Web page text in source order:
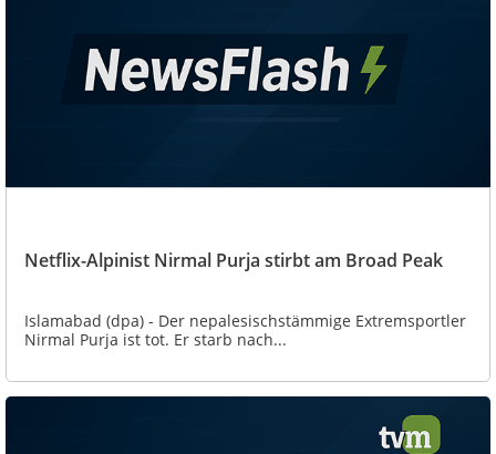
Netflix-Alpinist Nirmal Purja stirbt am Broad Peak
Islamabad (dpa) - Der nepalesischstämmige Extremsportler
Nirmal Purja ist tot. Er starb nach...